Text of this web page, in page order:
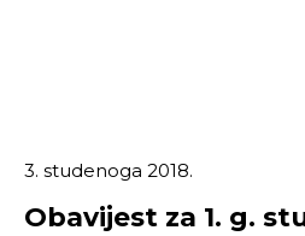
3. studenoga 2018.
Obavijest za 1. g.